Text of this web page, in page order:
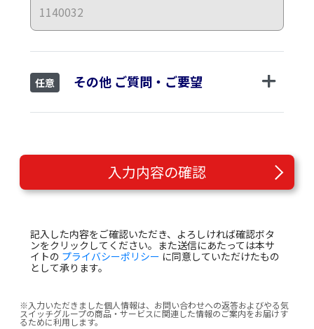
任意 その他 ご質問・ご要望
入力内容の確認
記入した内容をご確認いただき、よろしければ確認ボタ
ンをクリックしてください。また送信にあたっては本サ
イトの プライバシーポリシー に同意していただけたもの
として承ります。
※入力いただきました個人情報は、お問い合わせへの返答およびやる気
スイッチグループの商品・サービスに関連した情報のご案内をお届けす
るために利用します。